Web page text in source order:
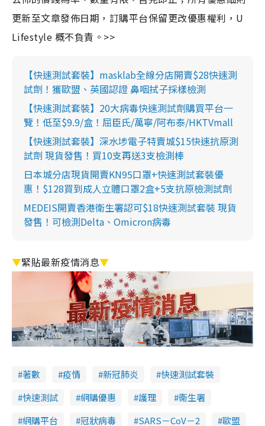
更新至文章發佈日期，訂購平台保留更改優惠權利，U
Lifestyle 概不負責。>>
【快速測試套裝】masklab全線分店開賣$28快速測
試劑！獲歐盟、英國認證 鼻咽拭子採樣檢測
【快速測試套裝】20大病毒快速測試劑購買平台一
覽！低至$9.9/盒！屈臣氏/萬寧/阿布泰/HKTVmall
【快速測試套裝】深水埗電子特賣城$15快速抗原測
試劑 現貨發售！買10支再送3支檢測棒
日本城分店現貨開賣KN95口罩+快速測試套裝優
惠！$128買到成人立體口罩2盒+5支抗原檢測試劑
MEDEIS開賣香港衛生署認可$18快速測試套裝 現貨
發售！可檢測Delta、Omicron病毒
▼緊貼最新疫情消息▼
著數 疫情 新冠肺炎
快速測試套裝
快速測試
網購優惠 護理
衞生署
網購平台
冠狀病毒 SARS－CoV－2 歐盟